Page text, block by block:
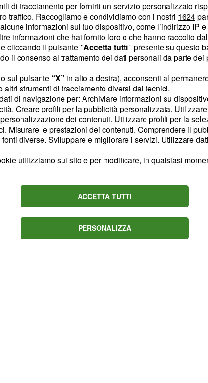
dei Tumori
il suo sogno
Nel 1991 fonda
creatura,
per la cura e
Qui, oltre a ideare
e psicologico
efficace della
negli ultimi anni ha
la radioterapia,
seduta unica
inaugura la
la ricerca,
scientifiche
di tracciamento per fornirti un servizio personalizzato
traffico. Raccogliamo e condividiamo con i nostri 1624
informazioni sul tuo dispositivo, come l’indirizzo IP
informazioni che hai fornito loro o che hanno raccolto
cliccando il pulsante “Accetta tutti” presente su questo
il consenso al trattamento dei dati personali da parte
sul pulsante “X” in alto a destra), acconsenti al
altri strumenti di tracciamento diversi dai tecnici.
di navigazione per: Archiviare informazioni su
Creare profili per la pubblicità personalizzata.
dei contenuti. Utilizzare profili per la
Misurare le prestazioni dei contenuti. Comprendere il
diverse. Sviluppare e migliorare i servizi. Utilizzare
utilizziamo sul sito e per modificare, in qualsiasi
ACCETTA TUTTI
PERSONALIZZA